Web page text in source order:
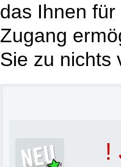
das Ihnen
Zugang
Sie zu nichts
!